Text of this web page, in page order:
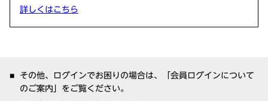
詳しくはこちら
その他、ログインでお困りの場合は、「会員ログインについて
のご案内」をご覧ください。